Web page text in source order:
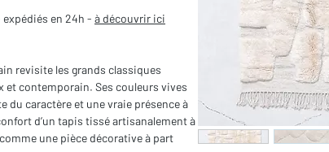
expédiés en 24h - à découvrir ici
revisite les grands classiques
et contemporain. Ses couleurs vives
du caractère et une vraie présence à
d’un tapis tissé artisanalement à
une pièce décorative à part